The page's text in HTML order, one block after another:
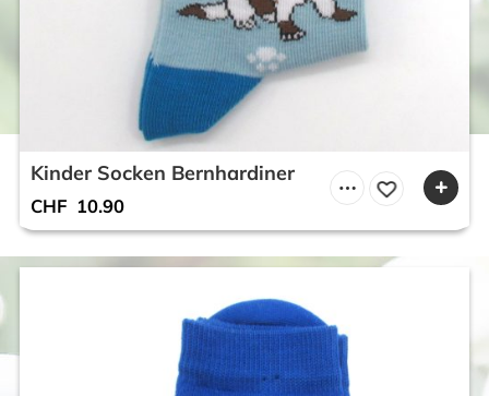
Kinder Socken Bernhardiner
CHF 10.90